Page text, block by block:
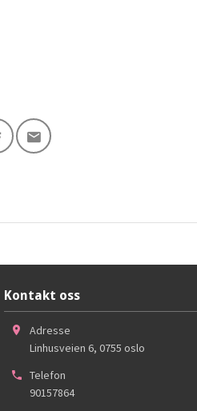
Kontakt oss
Adresse
Linhusveien 6, 0755 oslo
Telefon
90157864